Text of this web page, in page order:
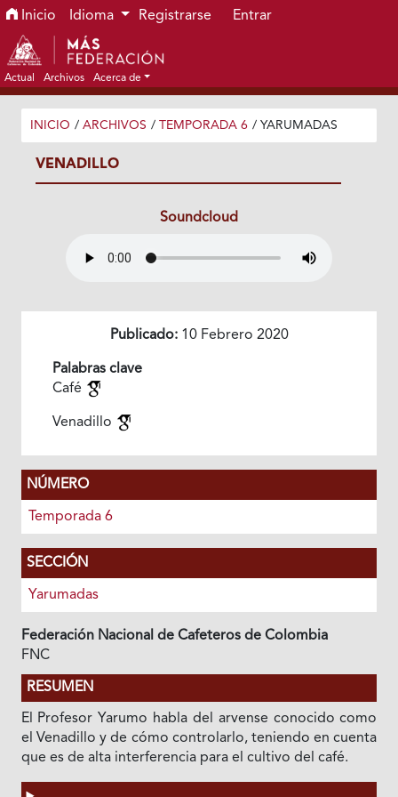
Ir al menú de navegación principal
Ir al contenido principal
Ir al pie de página del sitio
Inicio Idioma Registrarse Entrar
Actual Archivos Acerca de
INICIO / ARCHIVOS / TEMPORADA 6 / YARUMADAS
VENADILLO
Soundcloud
Publicado:10 Febrero 2020
Palabras clave
Café
Venadillo
NÚMERO
Temporada 6
SECCIÓN
Yarumadas
Federación Nacional de Cafeteros de Colombia
FNC
RESUMEN
El Profesor Yarumo habla del arvense conocido como
el Venadillo y de cómo controlarlo, teniendo en cuenta
que es de alta interferencia para el cultivo del café.